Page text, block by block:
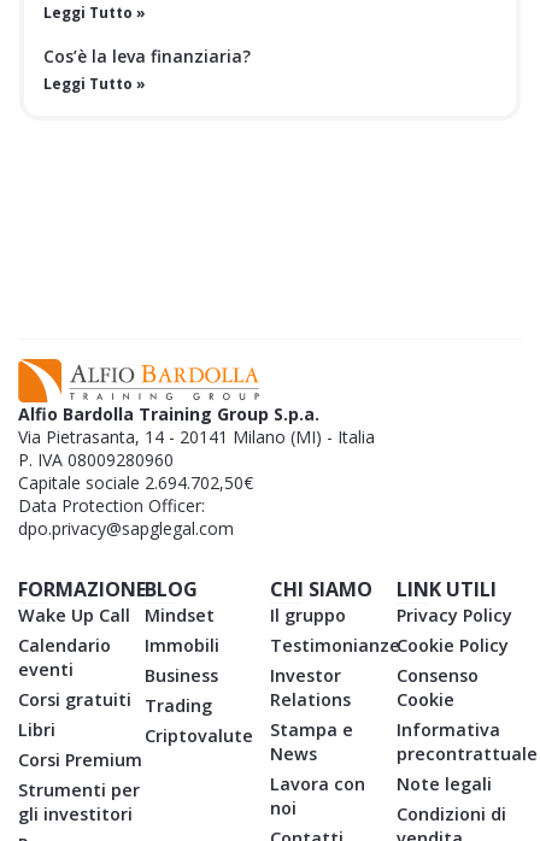
Leggi Tutto »
Cos’è la leva finanziaria?
Leggi Tutto »
Alfio Bardolla Training Group S.p.a.
Via Pietrasanta, 14 - 20141 Milano (MI) - Italia
P. IVA 08009280960
Capitale sociale 2.694.702,50€
Data Protection Officer:
dpo.privacy@sapglegal.com
FORMAZIONE
Wake Up Call
Calendario
eventi
Corsi gratuiti
Libri
Corsi Premium
Strumenti per
gli investitori
BLOG
Mindset
Immobili
Business
Trading
Criptovalute
CHI SIAMO
Il gruppo
Testimonianze
Investor
Relations
Stampa e
News
Lavora con
noi
LINK UTILI
Privacy Policy
Cookie Policy
Consenso
Cookie
Informativa
precontrattuale
Note legali
Condizioni di